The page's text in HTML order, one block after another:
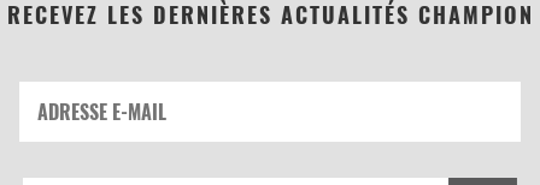
RECEVEZ LES DERNIÈRES ACTUALITÉS CHAMPION